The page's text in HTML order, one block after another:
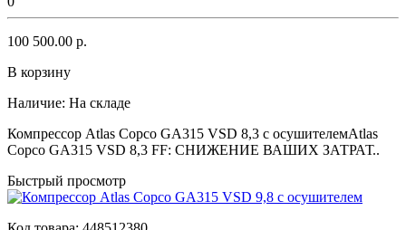
100 500.00 р.
В корзину
Наличие: На складе
Компрессор Atlas Copco GA315 VSD 8,3 с осушителемAtlas
Copco GA315 VSD 8,3 FF: СНИЖЕНИЕ ВАШИХ ЗАТРАТ..
Быстрый просмотр